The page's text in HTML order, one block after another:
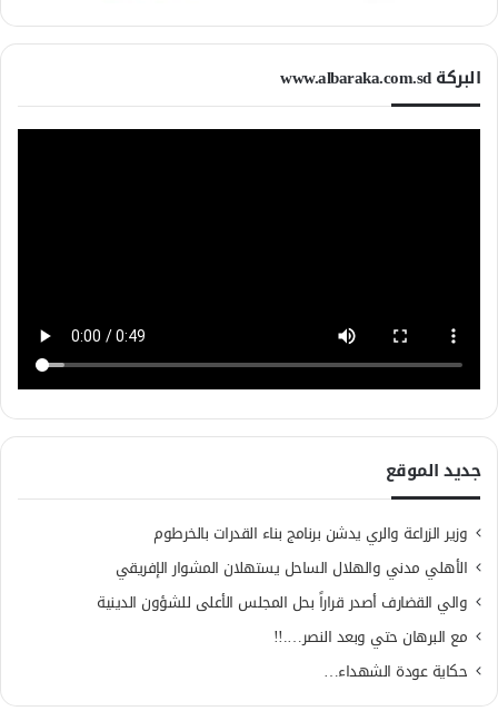
البركة www.albaraka.com.sd
جديد الموقع
وزير الزراعة والري يدشن برنامج بناء القدرات بالخرطوم
الأهلي مدني والهلال الساحل يستهلان المشوار الإفريقي
والي القضارف أصدر قراراً بحل المجلس الأعلى للشؤون الدينية
مع البرهان حتي وبعد النصر….!!
حكاية عودة الشهداء…